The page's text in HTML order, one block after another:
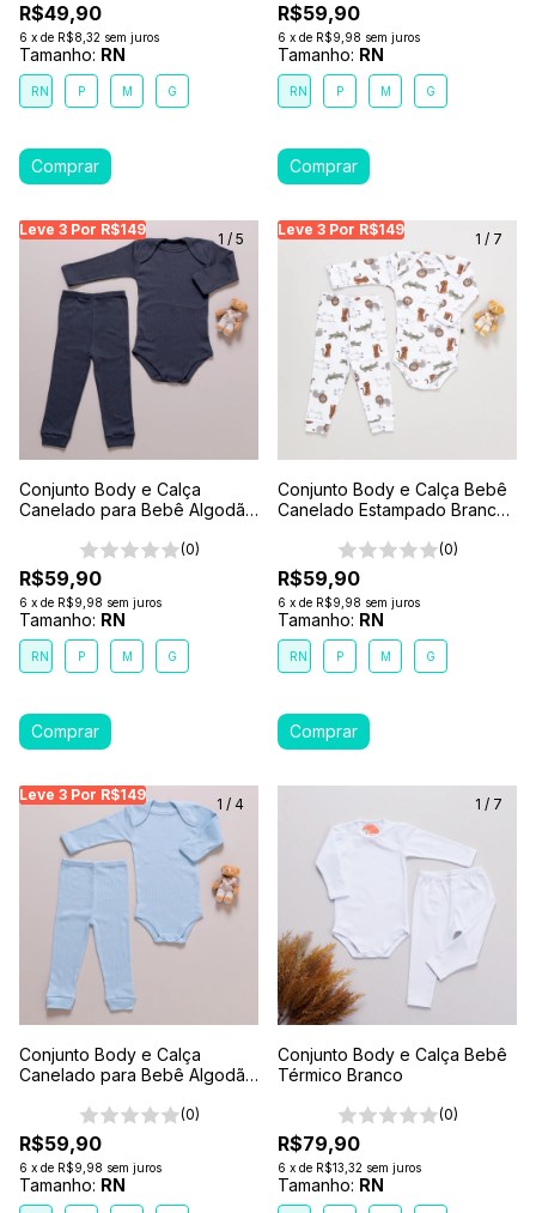
R$49,90
6 x de R$8,32 sem juros
Tamanho: RN
RN P M G
R$59,90
6 x de R$9,98 sem juros
Tamanho: RN
RN P M G
Leve 3 Por R$149
Leve 3 Por R$149 Leve 3 Por R$149 Leve
1 / 5
Conjunto Body e Calça
Canelado para Bebê Algodão
(0)
R$59,90
6 x de R$9,98 sem juros
Tamanho: RN
RN P M G
Leve 3 Por R$149
Leve 3 Por R$149
1 / 7
Conjunto Body e Calça Bebê
Canelado Estampado Branco-
(0)
R$59,90
6 x de R$9,98 sem juros
Tamanho: RN
RN P M G
Leve 3 Por R$149
Leve 3 Por R$149 Leve
1 / 4
Conjunto Body e Calça
Canelado para Bebê Algodão
(0)
R$59,90
6 x de R$9,98 sem juros
Tamanho: RN
1 / 7
Conjunto Body e Calça Bebê
Térmico Branco
(0)
R$79,90
6 x de R$13,32 sem juros
Tamanho: RN